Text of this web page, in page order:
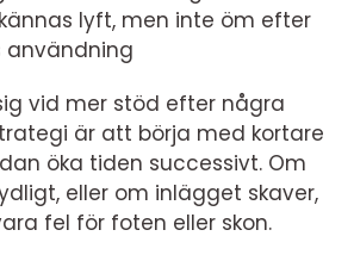
lyft, men inte öm efter
vid mer stöd efter några
är att börja med kortare
öka tiden successivt. Om
eller om inlägget skaver,
fel för foten eller skon.